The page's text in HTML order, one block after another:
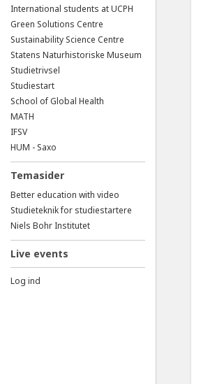
International students at UCPH
Green Solutions Centre
Sustainability Science Centre
Statens Naturhistoriske Museum
Studietrivsel
Studiestart
School of Global Health
MATH
IFSV
HUM - Saxo
Temasider
Better education with video
Studieteknik for studiestartere
Niels Bohr Institutet
Live events
Log ind